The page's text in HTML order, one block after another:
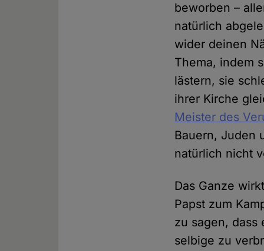
beworben –
natürlich
wider deinen
Thema, indem
lästern, sie
ihrer Kirche
Meister des
Bauern, Juden
natürlich nicht
Das Ganze
Papst zum
zu sagen, dass
selbige zu